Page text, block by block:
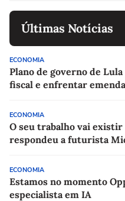
Últimas Notícias
ECONOMIA
Plano de governo de
fiscal e enfrentar
ECONOMIA
O seu trabalho vai existir
respondeu a futurista
ECONOMIA
Estamos no momento
especialista em IA